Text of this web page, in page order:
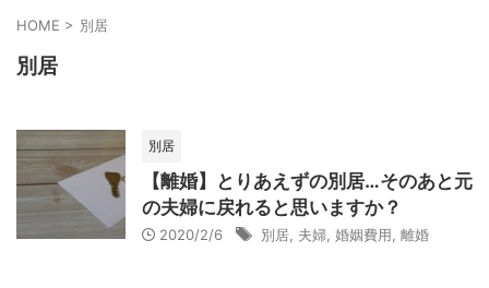
HOME > 別居
別居
別居
【離婚】とりあえずの別居…そのあと元
の夫婦に戻れると思いますか？
2020/2/6 別居 夫婦 婚姻費用 離婚